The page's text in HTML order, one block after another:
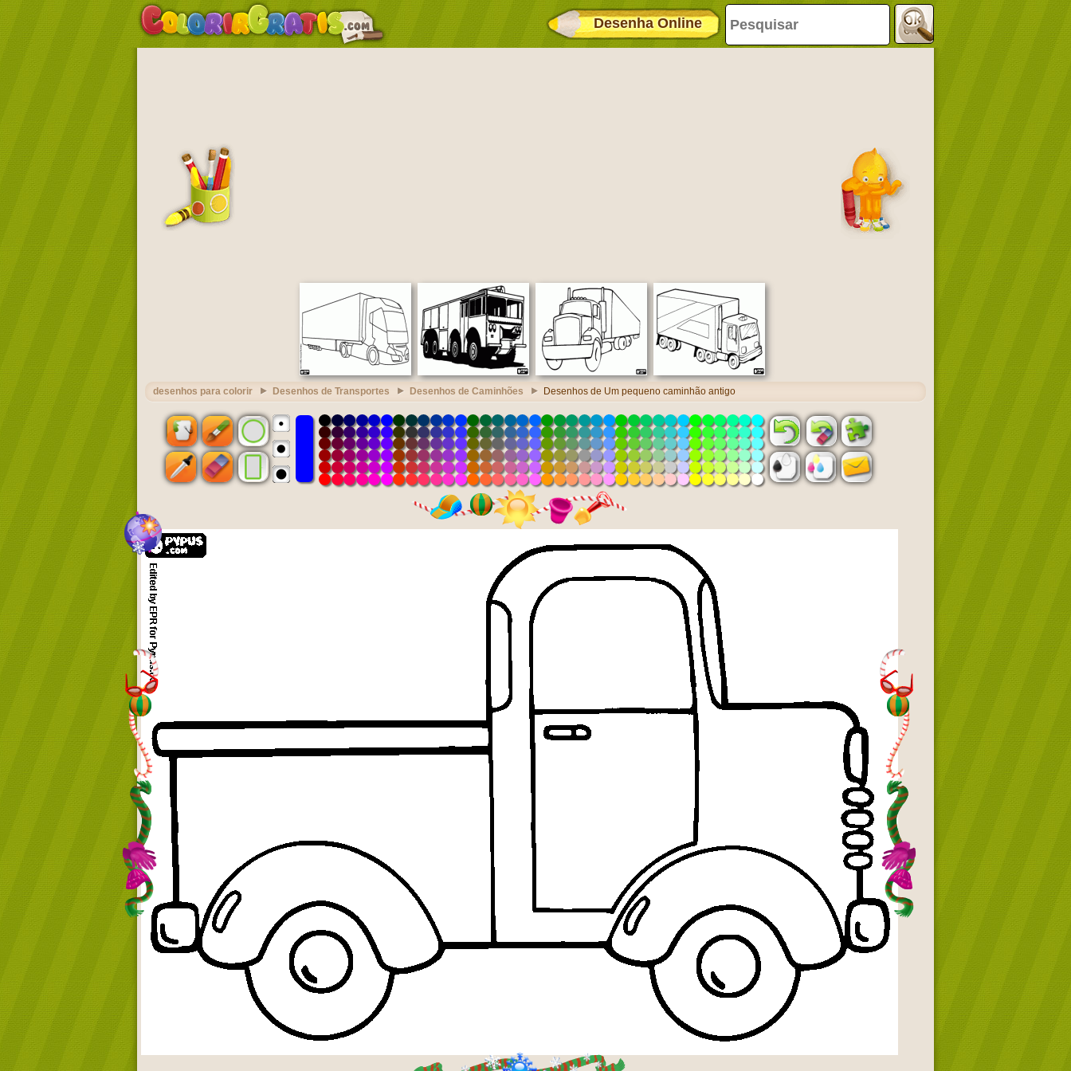
Desenha Online
desenhos para colorir Desenhos de Transportes Desenhos de Caminhões Desenhos de Um pequeno caminhão antigo